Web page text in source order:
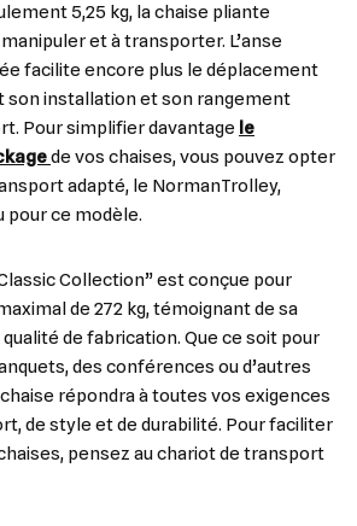
5,25 kg, la chaise pliante
et à transporter. L’anse
facilite encore plus le déplacement
son installation et son rangement
Pour simplifier davantage le
de vos chaises, vous pouvez opter
adapté, le NormanTrolley,
ce modèle.
Collection” est conçue pour
de 272 kg, témoignant de sa
de fabrication. Que ce soit pour
des conférences ou d’autres
répondra à toutes vos exigences
de style et de durabilité. Pour faciliter
pensez au chariot de transport